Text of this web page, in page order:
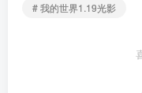
# 我的世界1.19光影